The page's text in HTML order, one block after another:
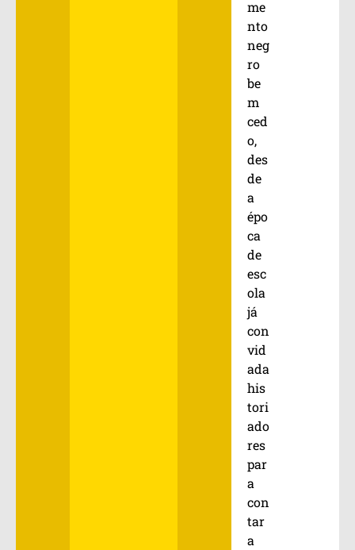
me
nto
neg
ro
be
m
ced
o,
des
de
a
épo
ca
de
esc
ola
já
con
vid
ada
his
tori
ado
res
par
a
con
tar
a